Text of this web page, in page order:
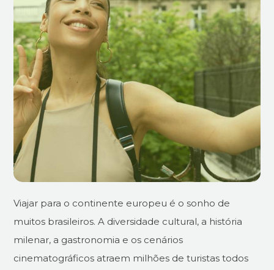
Viajar para o continente europeu é o sonho de
muitos brasileiros. A diversidade cultural, a história
milenar, a gastronomia e os cenários
cinematográficos atraem milhões de turistas todos